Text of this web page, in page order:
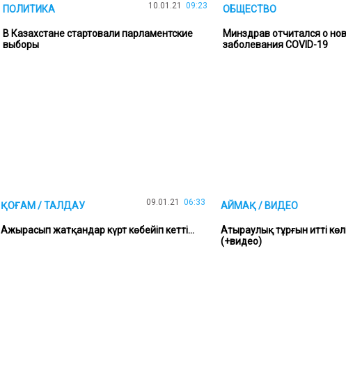
ПОЛИТИКА 10.01.21 09:23
В Казахстане стартовали парламентские
выборы
ОБЩЕСТВО
Минздрав отчитался о
заболевания COVID-19
ҚОҒАМ / ТАЛДАУ 09.01.21 06:33
Ажырасып жатқандар күрт көбейіп кетті...
АЙМАҚ / ВИДЕО
Атыраулық тұрғын итті
(+видео)